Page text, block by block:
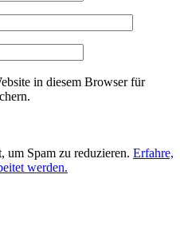
in diesem Browser für
um Spam zu reduzieren. Erfahre,
werden.